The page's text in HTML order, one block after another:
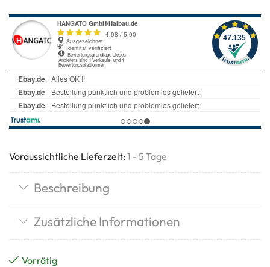
Voraussichtliche Lieferzeit: 1 - 5 Tage
Beschreibung
Zusätzliche Informationen
Vorrätig